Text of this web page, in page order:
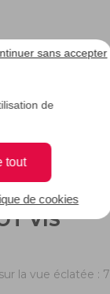
de
tout
sans accepter
de cookies
VIS
la vue éclatée : 7